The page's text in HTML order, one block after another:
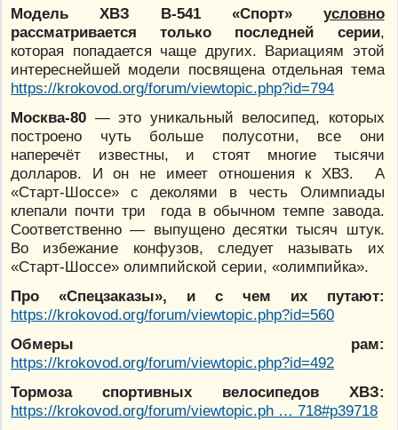
Модель ХВЗ В-541 «Спорт» условно
рассматривается только последней серии,
которая попадается чаще других. Вариациям этой
интереснейшей модели посвящена отдельная тема
https://krokovod.org/forum/viewtopic.php?id=794
Москва-80 — это уникальный велосипед, которых
построено чуть больше полусотни, все они
наперечёт известны, и стоят многие тысячи
долларов. И он не имеет отношения к ХВЗ. А
«Старт-Шоссе» с деколями в честь Олимпиады
клепали почти три года в обычном темпе завода.
Соответственно — выпущено десятки тысяч штук.
Во избежание конфузов, следует называть их
«Старт-Шоссе» олимпийской серии, «олимпийка».
Про «Спецзаказы», и с чем их путают:
https://krokovod.org/forum/viewtopic.php?id=560
Обмеры рам:
https://krokovod.org/forum/viewtopic.php?id=492
Тормоза спортивных велосипедов ХВЗ:
https://krokovod.org/forum/viewtopic.ph … 718#p39718